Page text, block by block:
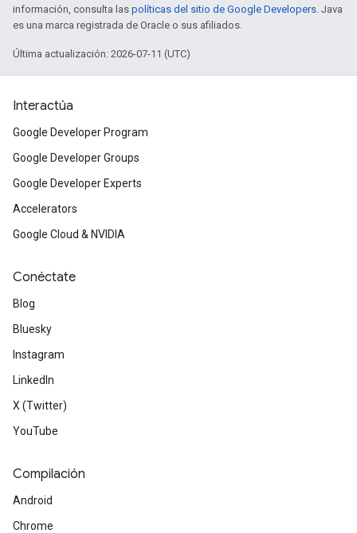
información, consulta las políticas del sitio de Google Developers. Java
es una marca registrada de Oracle o sus afiliados.
Última actualización: 2026-07-11 (UTC)
Interactúa
Google Developer Program
Google Developer Groups
Google Developer Experts
Accelerators
Google Cloud & NVIDIA
Conéctate
Blog
Bluesky
Instagram
LinkedIn
X (Twitter)
YouTube
Compilación
Android
Chrome